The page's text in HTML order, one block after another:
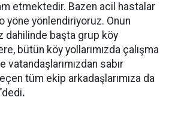
etmektedir. Bazen acil hastalar
yöne yönlendiriyoruz. Onun
dahilinde başta grup köy
bütün köy yollarımızda çalışma
sabır
tüm ekip arkadaşlarımıza da
.